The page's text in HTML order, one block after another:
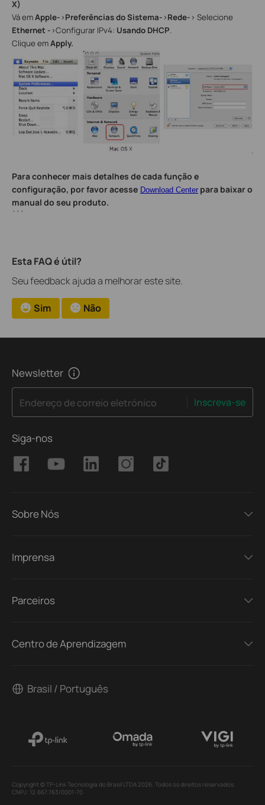
X)
Vá emApple- >Preferências do Sistema- >Rede- > Selecione
Ethernet - >Configurar IPv4: Usando DHCP.
Clique emApply.
Para conhecer mais detalhes de cada função e
configuração, por favor acesse Download Center para baixar o
manual do seu produto.
```
Esta FAQ é útil?
Seu feedback ajuda a melhorar este site.
Sim Não
Newsletter
Endereço de correio eletrónico Inscreva-se
Siga-nos
Sobre Nós
Imprensa
Parceiros
Centro de Aprendizagem
Brasil / Português
Copyright © TP-Link Tecnologia do Brasil LTDA 2026. Todos os direitos reservados.
CNPJ: 12.667.763/0001-70